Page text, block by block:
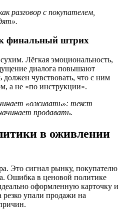
разговор с покупателем,
финальный штрих
Лёгкая эмоциональность,
диалога повышают
должен чувствовать, что с ним
а не «по инструкции».
«оживать»: текст
продавать.
в оживлении
Это сигнал рынку, покупателю
Ошибка в ценовой политике
оформленную карточку и
резко упали продажи на